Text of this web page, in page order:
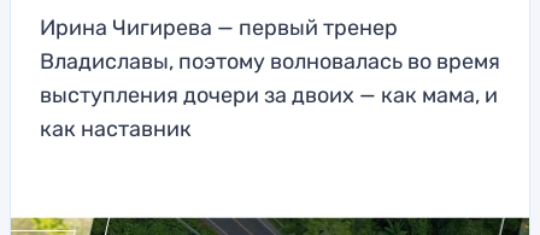
Ирина Чигирева — первый тренер
Владиславы, поэтому волновалась во время
выступления дочери за двоих — как мама, и
как наставник